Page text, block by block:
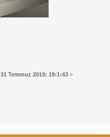
31 Temmuz 2019; 19:1:43 >